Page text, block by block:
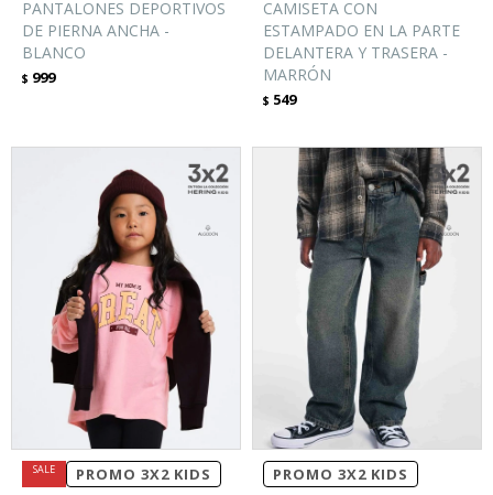
PANTALONES DEPORTIVOS
DE PIERNA ANCHA -
BLANCO
$ 999
CAMISETA CON
ESTAMPADO EN LA PARTE
DELANTERA Y TRASERA -
MARRÓN
$ 549
PROMO 3X2 KIDS PROMO 3X2 KIDS